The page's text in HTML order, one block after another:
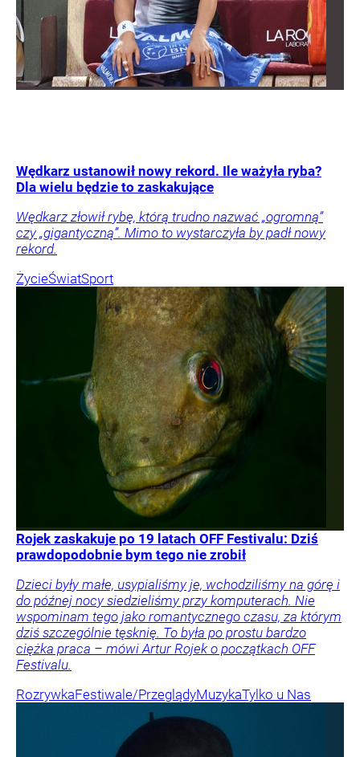
Wędkarz ustanowił nowy rekord. Ile ważyła ryba?
Dla wielu będzie to zaskakujące
Wędkarz złowił rybę, którą trudno nazwać „ogromną”
czy „gigantyczną”. Mimo to wystarczyła by padł nowy
rekord.
ŻycieŚwiatSport
Rojek zaskakuje po 19 latach OFF Festivalu: Dziś
prawdopodobnie bym tego nie zrobił
Dzieci były małe, usypialiśmy je, wchodziliśmy na górę i
do późnej nocy siedzieliśmy przy komputerach. Nie
wspominam tego jako romantycznego czasu, za którym
dziś szczególnie tęsknię. To była po prostu bardzo
ciężka praca – mówi Artur Rojek o początkach OFF
Festivalu.
RozrywkaFestiwale/PrzeglądyMuzykaTylko u Nas